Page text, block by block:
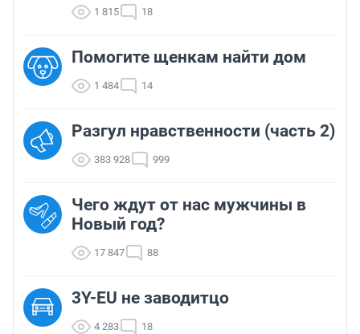
1 815 18
Помогите щенкам найти дом
1 484 14
Разгул нравственности (часть 2)
383 928 999
Чего ждут от нас мужчины в
Новый год?
17 847 88
3Y-EU не заводитцо
4 283 18